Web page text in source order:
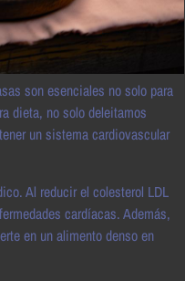
son esenciales no solo para
dieta, no solo deleitamos
un sistema cardiovascular
Al reducir el colesterol LDL
cardíacas. Además,
en un alimento denso en